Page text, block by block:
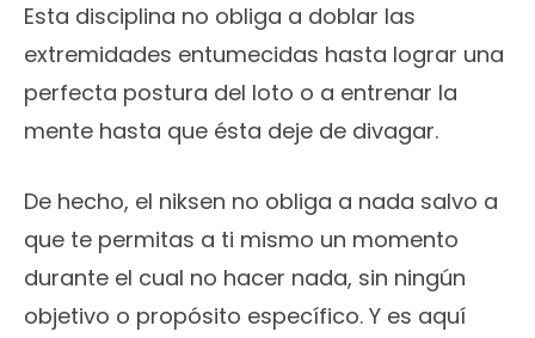
Esta disciplina no obliga a doblar las
extremidades entumecidas hasta lograr una
perfecta postura del loto o a entrenar la
mente hasta que ésta deje de divagar.
De hecho, el niksen no obliga a nada salvo a
que te permitas a ti mismo un momento
durante el cual no hacer nada, sin ningún
objetivo o propósito específico. Y es aquí